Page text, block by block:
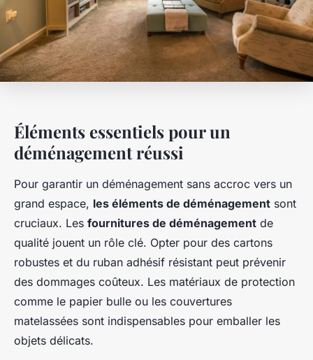
Éléments essentiels pour un
déménagement réussi
Pour garantir un déménagement sans accroc vers un
grand espace, les éléments de déménagement sont
cruciaux. Les fournitures de déménagement de
qualité jouent un rôle clé. Opter pour des cartons
robustes et du ruban adhésif résistant peut prévenir
des dommages coûteux. Les matériaux de protection
comme le papier bulle ou les couvertures
matelassées sont indispensables pour emballer les
objets délicats.